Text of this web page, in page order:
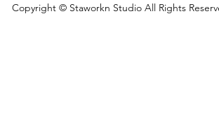
Copyright © Staworkn Studio All Rights